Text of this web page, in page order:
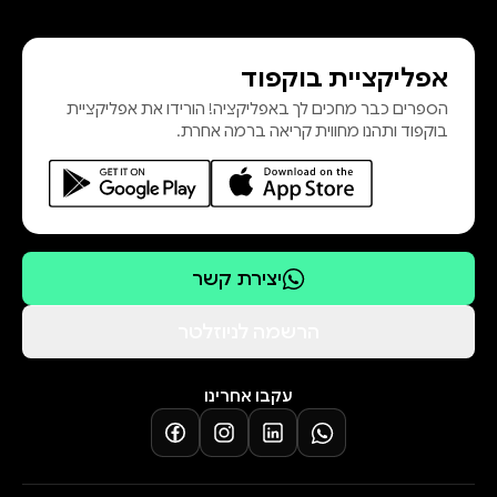
מחברת עטורת הפרסים, אליישה קול,
מביאה סיפור על סינדרלה עירונית ועל
הנסיך שלה. רומן עכשווי קסום, שמחזיר
"מבט מענג וסקסי על אהבה בין נסיך
אפריקאי מתוחכם לבין סטודנטית
חנונית למיקרוביולוגיה!” (Stars Review)
אפליקציית בוקפוד
הספרים כבר מחכים לך באפליקציה! הורידו את אפליקציית
בוקפוד ותהנו מחווית קריאה ברמה אחרת.
יצירת קשר
עקבו אחרינו